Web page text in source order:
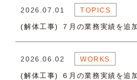
2026.07.01 TOPICS
(解体工事) ７月の業務実績を追
2026.06.02 WORKS
(解体工事) ６月の業務実績を追